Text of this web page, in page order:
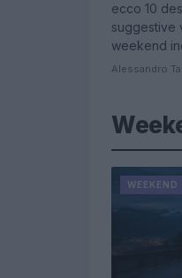
ecco 10
suggestive
weekend
Alessandro
WEEKEND